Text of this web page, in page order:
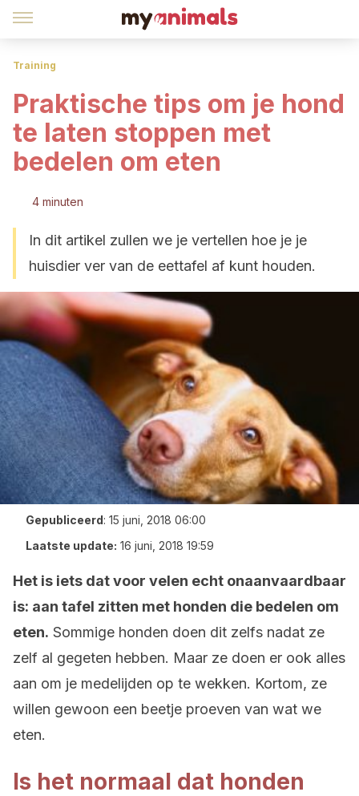
Training
Praktische tips om je hond
te laten stoppen met
bedelen om eten
4 minuten
In dit artikel zullen we je vertellen hoe je je
huisdier ver van de eettafel af kunt houden.
Gepubliceerd: 15 juni, 2018 06:00
Laatste update: 16 juni, 2018 19:59
Het is iets dat voor velen echt onaanvaardbaar
is: aan tafel zitten met honden die bedelen om
eten. Sommige honden doen dit zelfs nadat ze
zelf al gegeten hebben. Maar ze doen er ook alles
aan om je medelijden op te wekken. Kortom, ze
willen gewoon een beetje proeven van wat we
eten.
Is het normaal dat honden